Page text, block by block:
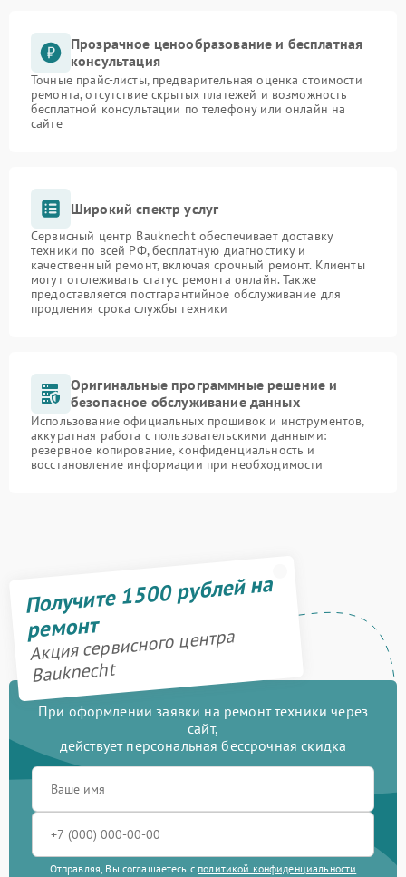
Прозрачное ценообразование и бесплатная
консультация
Точные прайс-листы, предварительная оценка стоимости
ремонта, отсутствие скрытых платежей и возможность
бесплатной консультации по телефону или онлайн на
сайте
Широкий спектр услуг
Сервисный центр Bauknecht обеспечивает доставку
техники по всей РФ, бесплатную диагностику и
качественный ремонт, включая срочный ремонт. Клиенты
могут отслеживать статус ремонта онлайн. Также
предоставляется постгарантийное обслуживание для
продления срока службы техники
Оригинальные программные решение и
безопасное обслуживание данных
Использование официальных прошивок и инструментов,
аккуратная работа с пользовательскими данными:
резервное копирование, конфиденциальность и
восстановление информации при необходимости
Получите 1500 рублей на
ремонт
Акция сервисного центра
Bauknecht
При оформлении заявки на ремонт техники через
сайт,
действует персональная бессрочная скидка
Отправляя, Вы соглашаетесь с политикой конфиденциальности